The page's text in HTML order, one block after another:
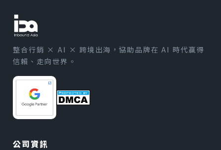
整合行銷 × AI × 跨境出海，協助品牌在 AI 時代贏得
信賴、走向世界。
公司資訊